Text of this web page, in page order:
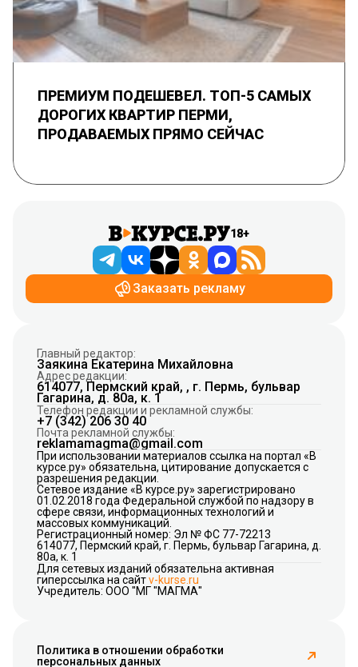
ПРЕМИУМ ПОДЕШЕВЕЛ. ТОП-5 САМЫХ
ДОРОГИХ КВАРТИР ПЕРМИ,
ПРОДАВАЕМЫХ ПРЯМО СЕЙЧАС
18+
Заказать рекламу
Главный редактор:
Заякина Екатерина Михайловна
Адрес редакции:
614077, Пермский край, , г. Пермь, бульвар
Гагарина, д. 80а, к. 1
Телефон редакции и рекламной службы:
+7 (342) 206 30 40
Почта рекламной службы:
reklamamagma@gmail.com
При использовании материалов ссылка на портал «В
курсе.ру» обязательна, цитирование допускается с
разрешения редакции.
Сетевое издание «В курсе.ру» зарегистрировано
01.02.2018 года Федеральной службой по надзору в
сфере связи, информационных технологий и
массовых коммуникаций.
Регистрационный номер: Эл № ФС 77-72213
614077, Пермский край, г. Пермь, бульвар Гагарина, д.
80а, к. 1
Для сетевых изданий обязательна активная
гиперссылка на сайтv-kurse.ru
Учредитель: ООО "МГ "МАГМА"
Политика в отношении обработки
персональных данных